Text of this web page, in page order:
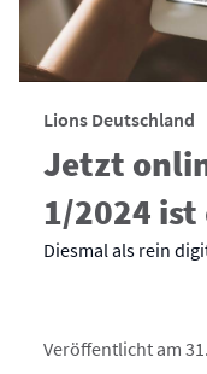
Lions Deutschland
Jetzt
1/2024 ist
Diesmal als rein
Veröffentlicht am